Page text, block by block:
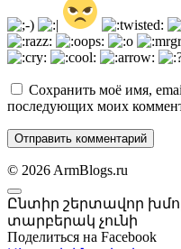
Сохранить моё имя,
последующих моих
© 2026 ArmBlogs.ru
Ընտիր շերտավոր
տարբերակ չունի
Поделиться на Facebook